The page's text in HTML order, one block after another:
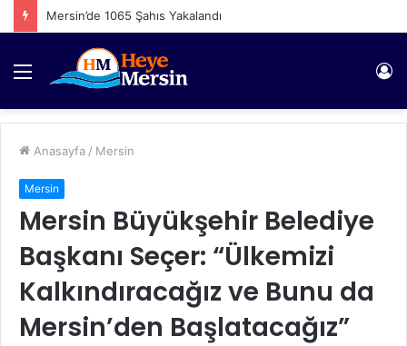
Mersin’de 1065 Şahıs Yakalandı
Menü
Anasayfa / Mersin
Mersin
Mersin Büyükşehir Belediye
Başkanı Seçer: “Ülkemizi
Kalkındıracağız ve Bunu da
Mersin’den Başlatacağız”